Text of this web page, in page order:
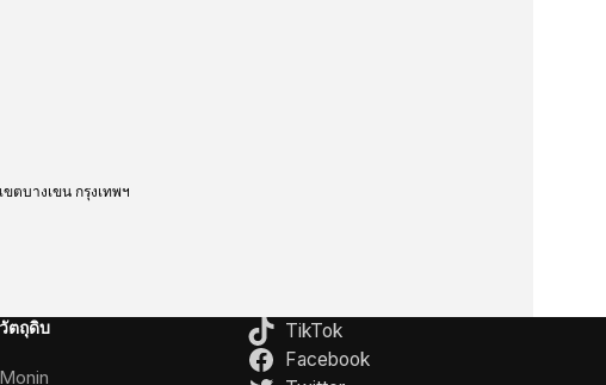
เขตบางเขน กรุงเทพฯ
วัตถุดิบ
Monin
TikTok
Facebook